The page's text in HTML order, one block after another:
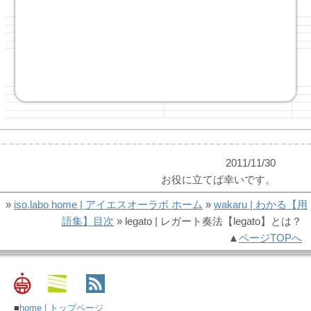
2011/11/30
お役に立てば幸いです。
» iso.labo home | アイエスオーラボ ホーム » wakaru | わかる【用
語集】目次 » legato | レガート奏法【legato】とは？
▲ ページTOPへ
■ home | トップページ